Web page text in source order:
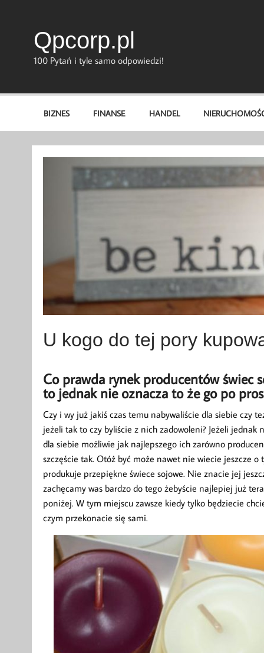
Qpcorp.pl
100 Pytań i tyle samo odpowiedzi!
BIZNES FINANSE HANDEL
U kogo do tej pory
Co prawda rynek producentów świec
to jednak nie oznacza to że go po
Czy i wy już jakiś czas temu nabywaliście dla siebie czy
jeżeli tak to czy byliście z nich zadowoleni? Jeżeli
dla siebie możliwie jak najlepszego ich zarówno
szczęście tak. Otóż być może nawet nie wiecie jeszcze
produkuje przepiękne świece sojowe. Nie znacie jej
zachęcamy was bardzo do tego żebyście najlepiej już
poniżej. W tym miejscu zawsze kiedy tylko będziecie
czym przekonacie się sami.